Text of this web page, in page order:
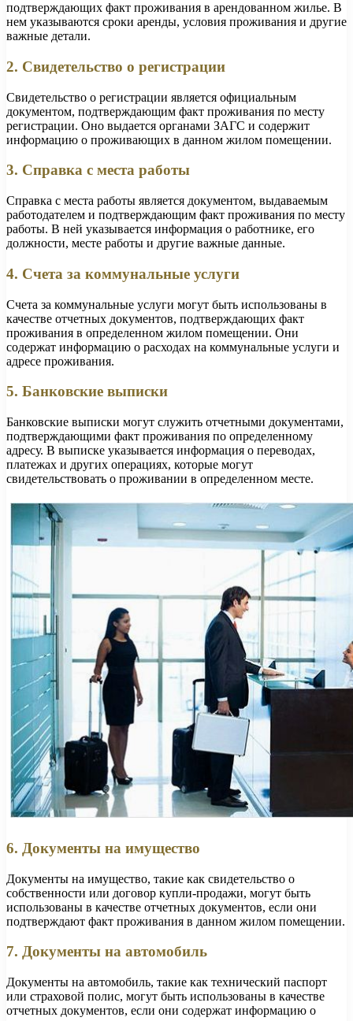
подтверждающих факт проживания в арендованном жилье. В
нем указываются сроки аренды, условия проживания и другие
важные детали.
2. Свидетельство о регистрации
Свидетельство о регистрации является официальным
документом, подтверждающим факт проживания по месту
регистрации. Оно выдается органами ЗАГС и содержит
информацию о проживающих в данном жилом помещении.
3. Справка с места работы
Справка с места работы является документом, выдаваемым
работодателем и подтверждающим факт проживания по месту
работы. В ней указывается информация о работнике, его
должности, месте работы и другие важные данные.
4. Счета за коммунальные услуги
Счета за коммунальные услуги могут быть использованы в
качестве отчетных документов, подтверждающих факт
проживания в определенном жилом помещении. Они
содержат информацию о расходах на коммунальные услуги и
адресе проживания.
5. Банковские выписки
Банковские выписки могут служить отчетными документами,
подтверждающими факт проживания по определенному
адресу. В выписке указывается информация о переводах,
платежах и других операциях, которые могут
свидетельствовать о проживании в определенном месте.
6. Документы на имущество
Документы на имущество, такие как свидетельство о
собственности или договор купли-продажи, могут быть
использованы в качестве отчетных документов, если они
подтверждают факт проживания в данном жилом помещении.
7. Документы на автомобиль
Документы на автомобиль, такие как технический паспорт
или страховой полис, могут быть использованы в качестве
отчетных документов, если они содержат информацию о